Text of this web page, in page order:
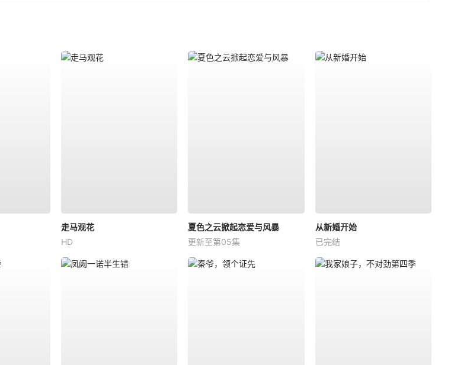
走马观花
HD
夏色之云掀起恋爱与风暴
更新至第05集
从新婚开始
已完结